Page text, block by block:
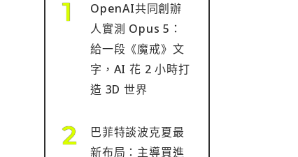
OpenAI共同創辦
人實測 Opus 5：
給一段《魔戒》文
字，AI 花 2 小時打
造 3D 世界
巴菲特談波克夏最
新布局：主導買進